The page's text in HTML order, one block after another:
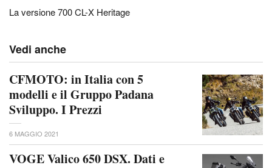
La versione 700 CL-X Heritage
Vedi anche
CFMOTO: in Italia con 5
modelli e il Gruppo Padana
Sviluppo. I Prezzi
6 MAGGIO 2021
VOGE Valico 650 DSX. Dati e